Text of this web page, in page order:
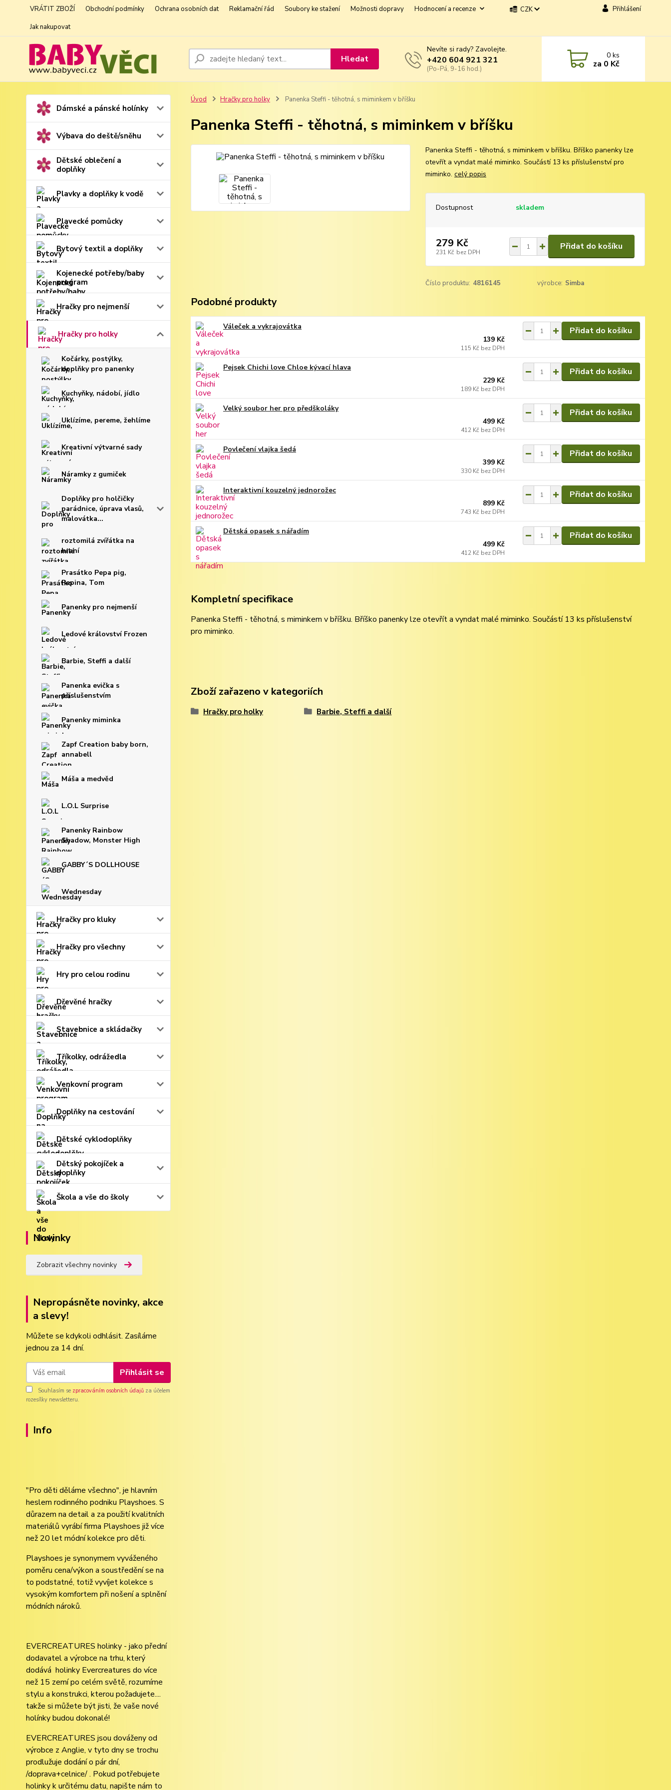
VRÁTIT ZBOŽÍ Obchodní podmínky Ochrana osobních dat Reklamační řád Soubory ke stažení Možnosti dopravy
Hodnocení a recenze
Jak nakupovat
CZK Přihlášení
Hledat
Nevíte si rady? Zavolejte.
+420 604 921 321
(Po-Pá, 9-16 hod.)
0ks
za 0 Kč
Dámské a pánské holínky
Výbava do deště/sněhu
Dětské oblečení a
doplňky
Plavky a doplňky k vodě
Plavecké pomůcky
Bytový textil a doplňky
Kojenecké potřeby/baby
program
Hračky pro nejmenší
Hračky pro holky
Kočárky, postýlky,
doplňky pro panenky
Kuchyňky, nádobí, jídlo
Uklízíme, pereme, žehlíme
Kreativní výtvarné sady
Náramky z gumiček
Doplňky pro holčičky
parádnice, úprava vlasů,
malovátka...
roztomilá zvířátka na
hraní
Prasátko Pepa pig,
Pepina, Tom
Panenky pro nejmenší
Ledové království Frozen
Barbie, Steffi a další
Panenka evička s
příslušenstvím
Panenky miminka
Zapf Creation baby born,
annabell
Máša a medvěd
L.O.L Surprise
Panenky Rainbow
Shadow, Monster High
GABBY´S DOLLHOUSE
Wednesday
Hračky pro kluky
Hračky pro všechny
Hry pro celou rodinu
Dřevěné hračky
Stavebnice a skládačky
Tříkolky, odrážedla
Venkovní program
Doplňky na cestování
Dětské cyklodoplňky
Dětský pokojíček a
doplňky
Škola a vše do školy
Novinky
Zobrazit všechny novinky
Nepropásněte novinky, akce
a slevy!
Můžete se kdykoli odhlásit. Zasíláme
jednou za 14 dní.
Přihlásit se
Souhlasím se zpracováním osobních údajů za účelem
rozesílky newsletteru.
Info
"Pro děti děláme všechno", je hlavním
heslem rodinného podniku Playshoes. S
důrazem na detail a za použití kvalitních
materiálů vyrábí firma Playshoes již více
než 20 let módní kolekce pro děti.
Playshoes je synonymem vyváženého
poměru cena/výkon a soustředění se na
to podstatné, totiž vyvíjet kolekce s
vysokým komfortem při nošení a splnění
módních nároků.
EVERCREATURES holinky - jako přední
dodavatel a výrobce na trhu, který
dodává holinky Evercreatures do více
než 15 zemí po celém světě, rozumíme
stylu a konstrukci, kterou požadujete....
takže si můžete být jisti, že vaše nové
holínky budou dokonalé!
EVERCREATURES jsou dováženy od
výrobce z Anglie, v tyto dny se trochu
prodlužuje dodání o pár dní,
/doprava+celnice/ . Pokud potřebujete
holinky k určitému datu, napište nám to
Úvod Hračky pro holky Panenka Steffi - těhotná, s miminkem v bříšku
Panenka Steffi - těhotná, s miminkem v bříšku
Panenka Steffi - těhotná, s miminkem v bříšku. Bříško panenky lze
otevřít a vyndat malé miminko. Součástí 13 ks příslušenství pro
miminko. celý popis
Dostupnost skladem
279 Kč
231 Kč bez DPH
Přidat do košíku
Číslo produktu: 4816145 výrobce: Simba
Podobné produkty
Váleček a vykrajovátka
139 Kč
115 Kč bez DPH
Přidat do košíku
Pejsek Chichi love Chloe kývací hlava
229 Kč
189 Kč bez DPH
Přidat do košíku
Velký soubor her pro předškoláky
499 Kč
412 Kč bez DPH
Přidat do košíku
Povlečení vlajka šedá
399 Kč
330 Kč bez DPH
Přidat do košíku
Interaktivní kouzelný jednorožec
899 Kč
743 Kč bez DPH
Přidat do košíku
Dětská opasek s nářadím
499 Kč
412 Kč bez DPH
Přidat do košíku
Kompletní specifikace
Panenka Steffi - těhotná, s miminkem v bříšku. Bříško panenky lze otevřít a vyndat malé miminko. Součástí 13 ks příslušenství
pro miminko.
Zboží zařazeno v kategoriích
Hračky pro holky Barbie, Steffi a další